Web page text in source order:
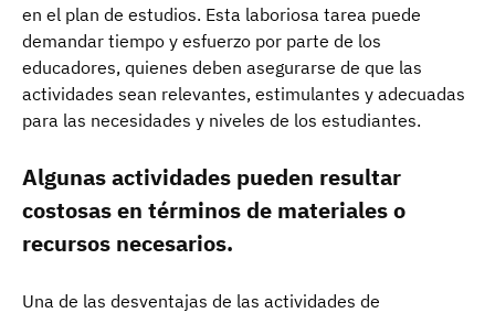
en el plan de estudios. Esta laboriosa tarea puede
demandar tiempo y esfuerzo por parte de los
educadores, quienes deben asegurarse de que las
actividades sean relevantes, estimulantes y adecuadas
para las necesidades y niveles de los estudiantes.
Algunas actividades pueden resultar
costosas en términos de materiales o
recursos necesarios.
Una de las desventajas de las actividades de